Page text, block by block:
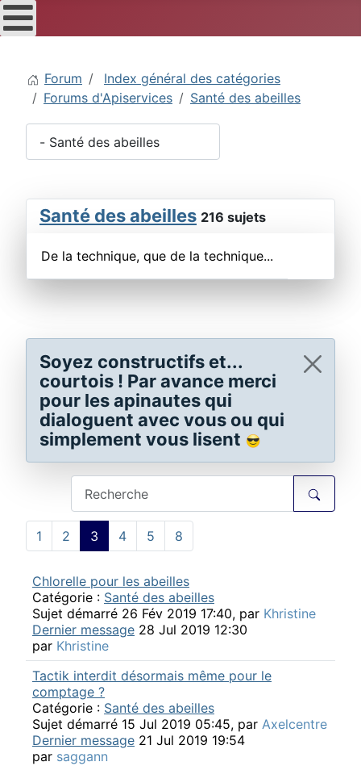
Forum
Index général des catégories
Forums d'Apiservices
Santé des abeilles
Santé des abeilles 216 sujets
De la technique, que de la technique...
Soyez constructifs et...
courtois ! Par avance merci
pour les apinautes qui
dialoguent avec vous ou qui
simplement vous lisent
1 2 3 4 5 8
Chlorelle pour les abeilles
Catégorie : Santé des abeilles
Sujet démarré 26 Fév 2019 17:40, par Khristine
Dernier message 28 Jul 2019 12:30
par Khristine
Tactik interdit désormais même pour le
comptage ?
Catégorie : Santé des abeilles
Sujet démarré 15 Jul 2019 05:45, par Axelcentre
Dernier message 21 Jul 2019 19:54
par saggann